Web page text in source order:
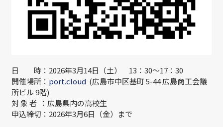
日 時：2026年3月14日（土） 13：30～17：30
開催場所： port.cloud (広島市中区基町 5-44 広島商工会議
所ビル 9階)
対 象 者 ：広島県内の高校生
申込締切：2026年3月6日（金）まで